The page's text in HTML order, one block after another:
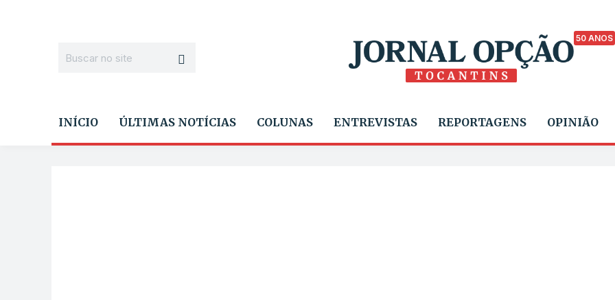
50 ANOS
INÍCIO ÚLTIMAS NOTÍCIAS COLUNAS ENTREVISTAS REPORTAGENS OPINIÃO